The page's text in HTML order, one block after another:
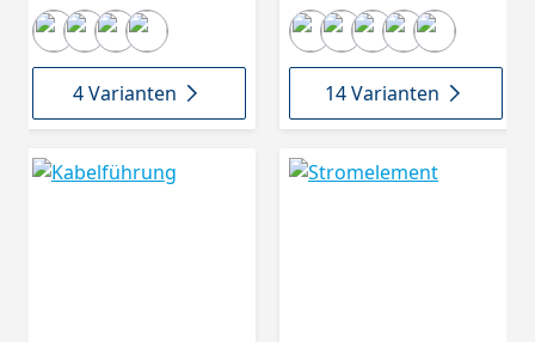
4 Varianten 14 Varianten